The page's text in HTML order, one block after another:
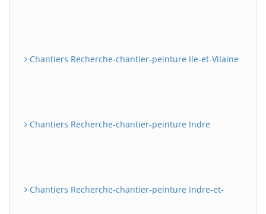
Chantiers Recherche-chantier-peinture Ile-et-Vilaine
Chantiers Recherche-chantier-peinture Indre
Chantiers Recherche-chantier-peinture Indre-et-